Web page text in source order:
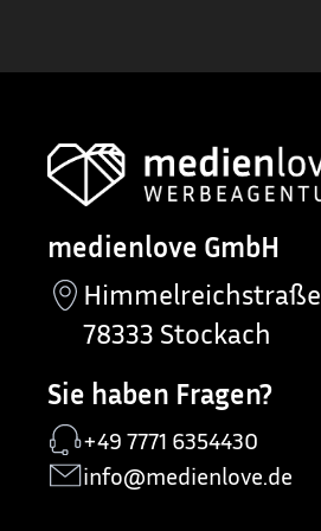
medienlove GmbH
78333 Stockach
Sie haben Fragen?
+49 7771 6354430
info@medienlove.de